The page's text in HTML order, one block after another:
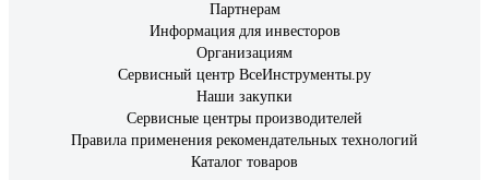
Партнерам
Информация для инвесторов
Организациям
Сервисный центр ВсеИнструменты.ру
Наши закупки
Сервисные центры производителей
Правила применения рекомендательных технологий
Каталог товаров